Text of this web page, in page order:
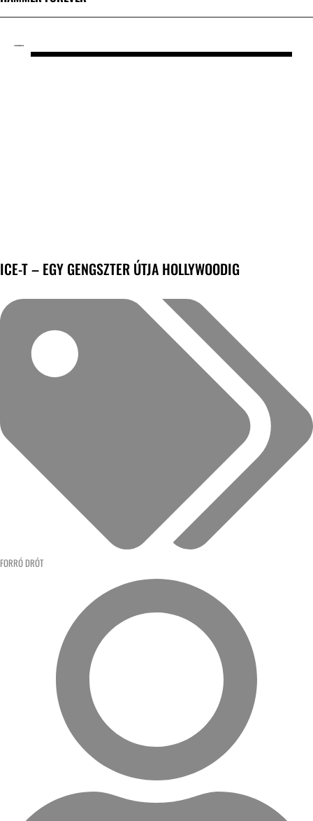
ICE-T – EGY GENGSZTER ÚTJA HOLLYWOODIG
FORRÓ DRÓT